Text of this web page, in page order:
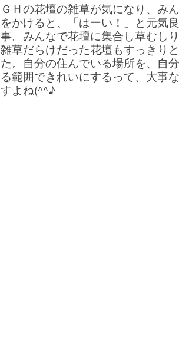
ＧＨの花壇の雑草が気になり、み
をかけると、「はーい！」と元気
事。みんなで花壇に集合し草むし
雑草だらけだった花壇もすっきり
た。自分の住んでいる場所を、自
る範囲できれいにするって、大事
すよね(^^♪